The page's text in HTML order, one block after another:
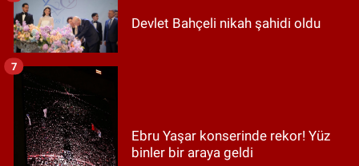
Devlet Bahçeli nikah şahidi oldu
Ebru Yaşar konserinde rekor! Yüz
binler bir araya geldi
7